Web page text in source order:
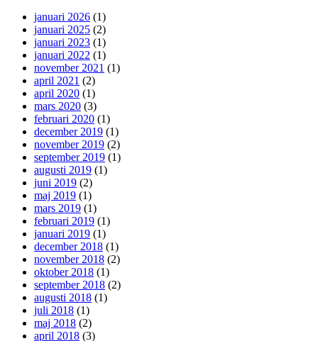
januari 2026 (1)
januari 2025 (2)
januari 2023 (1)
januari 2022 (1)
november 2021 (1)
april 2021 (2)
april 2020 (1)
mars 2020 (3)
februari 2020 (1)
december 2019 (1)
november 2019 (2)
september 2019 (1)
augusti 2019 (1)
juni 2019 (2)
maj 2019 (1)
mars 2019 (1)
februari 2019 (1)
januari 2019 (1)
december 2018 (1)
november 2018 (2)
oktober 2018 (1)
september 2018 (2)
augusti 2018 (1)
juli 2018 (1)
maj 2018 (2)
april 2018 (3)